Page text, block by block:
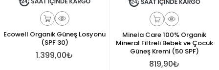
Ecowell Organik Güneş Losyonu
(SPF 30)
1.399,00₺
Minela Care 100% Organik
Mineral Filtreli Bebek ve Çocuk
Güneş Kremi (50 SPF)
819,90₺